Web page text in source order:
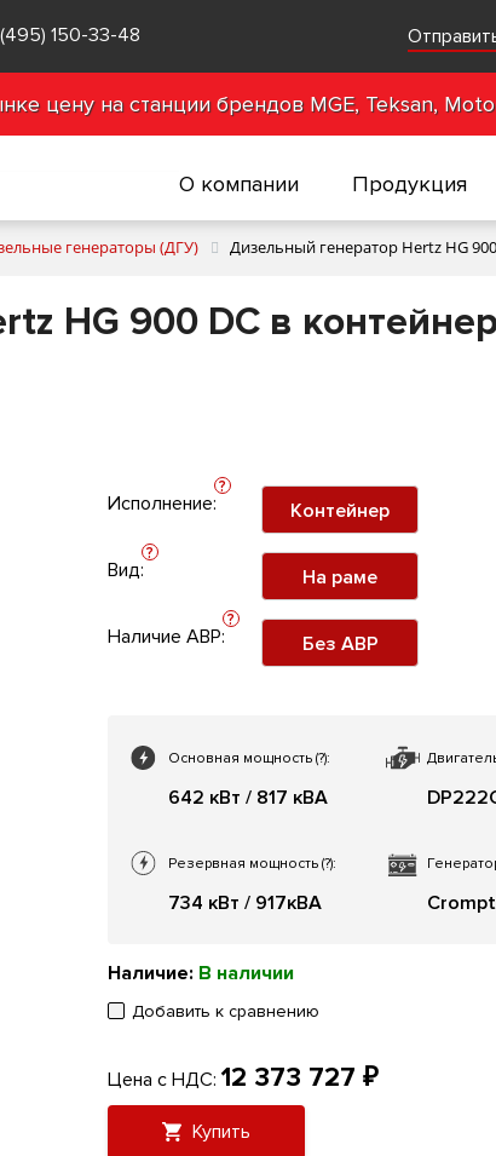
150-33-48
цену на станции брендов MGE, Teksan,
О компании Продукция
генераторы (ДГУ) Дизельный генератор Hertz HG
HG 900 DC в
Исполнение:
?
Контейнер
Вид:
?
На раме
Наличие АВР:
?
Без АВР
Основная мощность (?):
642 кВт / 817 кВА
Резервная мощность (?):
734 кВт / 917кВА
Наличие: В наличии
Добавить к сравнению
Цена с НДС: 12 373 727 ₽
Купить